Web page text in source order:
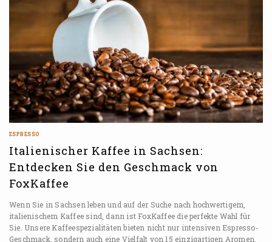
ESPRESSO
Italienischer Kaffee in Sachsen:
Entdecken Sie den Geschmack von
FoxKaffee
Wenn Sie in Sachsen leben und auf der Suche nach hochwertigem,
italienischem Kaffee sind, dann ist FoxKaffee die perfekte Wahl für
Sie. Unsere Kaffeespezialitäten bieten nicht nur intensiven Espresso-
Geschmack, sondern auch eine Vielfalt von 15 einzigartigen Aromen,